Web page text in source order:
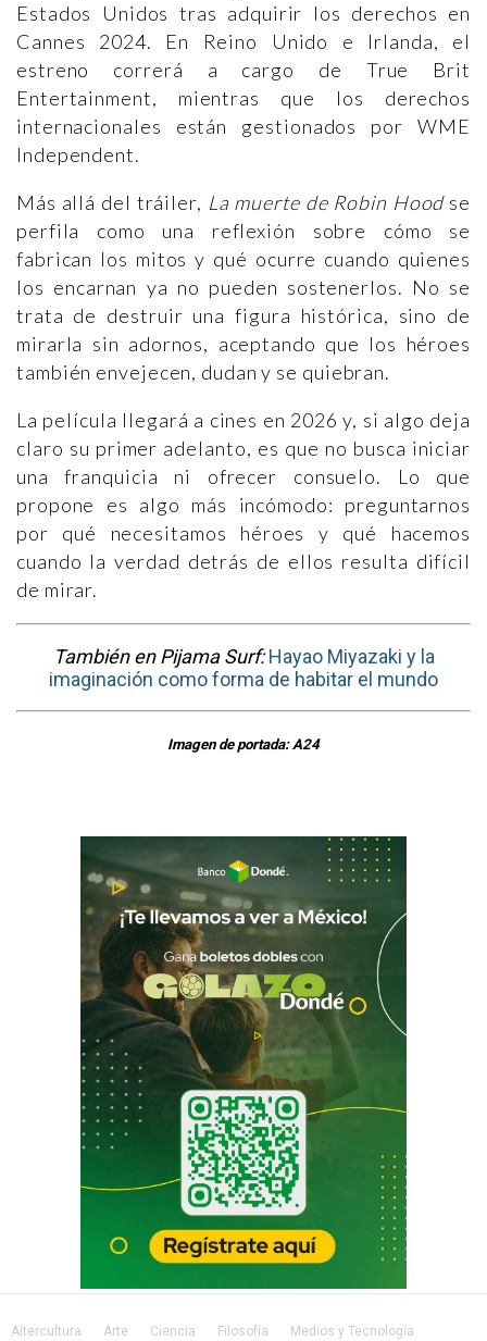
Estados Unidos tras adquirir los derechos en
Cannes 2024. En Reino Unido e Irlanda, el
estreno correrá a cargo de True Brit
Entertainment, mientras que los derechos
internacionales están gestionados por WME
Independent.
Más allá del tráiler, La muerte de Robin Hood se
perfila como una reflexión sobre cómo se
fabrican los mitos y qué ocurre cuando quienes
los encarnan ya no pueden sostenerlos. No se
trata de destruir una figura histórica, sino de
mirarla sin adornos, aceptando que los héroes
también envejecen, dudan y se quiebran.
La película llegará a cines en 2026 y, si algo deja
claro su primer adelanto, es que no busca iniciar
una franquicia ni ofrecer consuelo. Lo que
propone es algo más incómodo: preguntarnos
por qué necesitamos héroes y qué hacemos
cuando la verdad detrás de ellos resulta difícil
de mirar.
También en Pijama Surf:Hayao Miyazaki y la
imaginación como forma de habitar el mundo
Imagen de portada: A24
Altercultura Arte Ciencia Filosofía Medios y Tecnología